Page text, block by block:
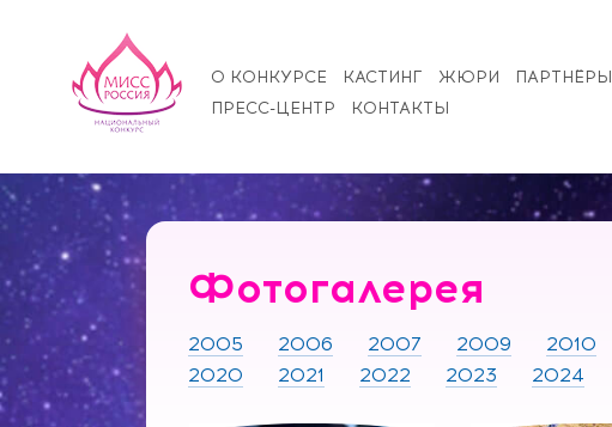
О КОНКУРСЕ КАСТИНГ ЖЮРИ ПАРТНЁРЫ
ПРЕСС-ЦЕНТР
КОНТАКТЫ
Фотогалерея
2005 2006 2007 2009 2010
2020
2021 2022 2023 2024